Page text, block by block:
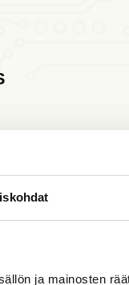
ja mainosten